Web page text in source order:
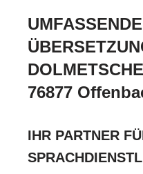
UMFASSENDE
76877
IHR PARTNER